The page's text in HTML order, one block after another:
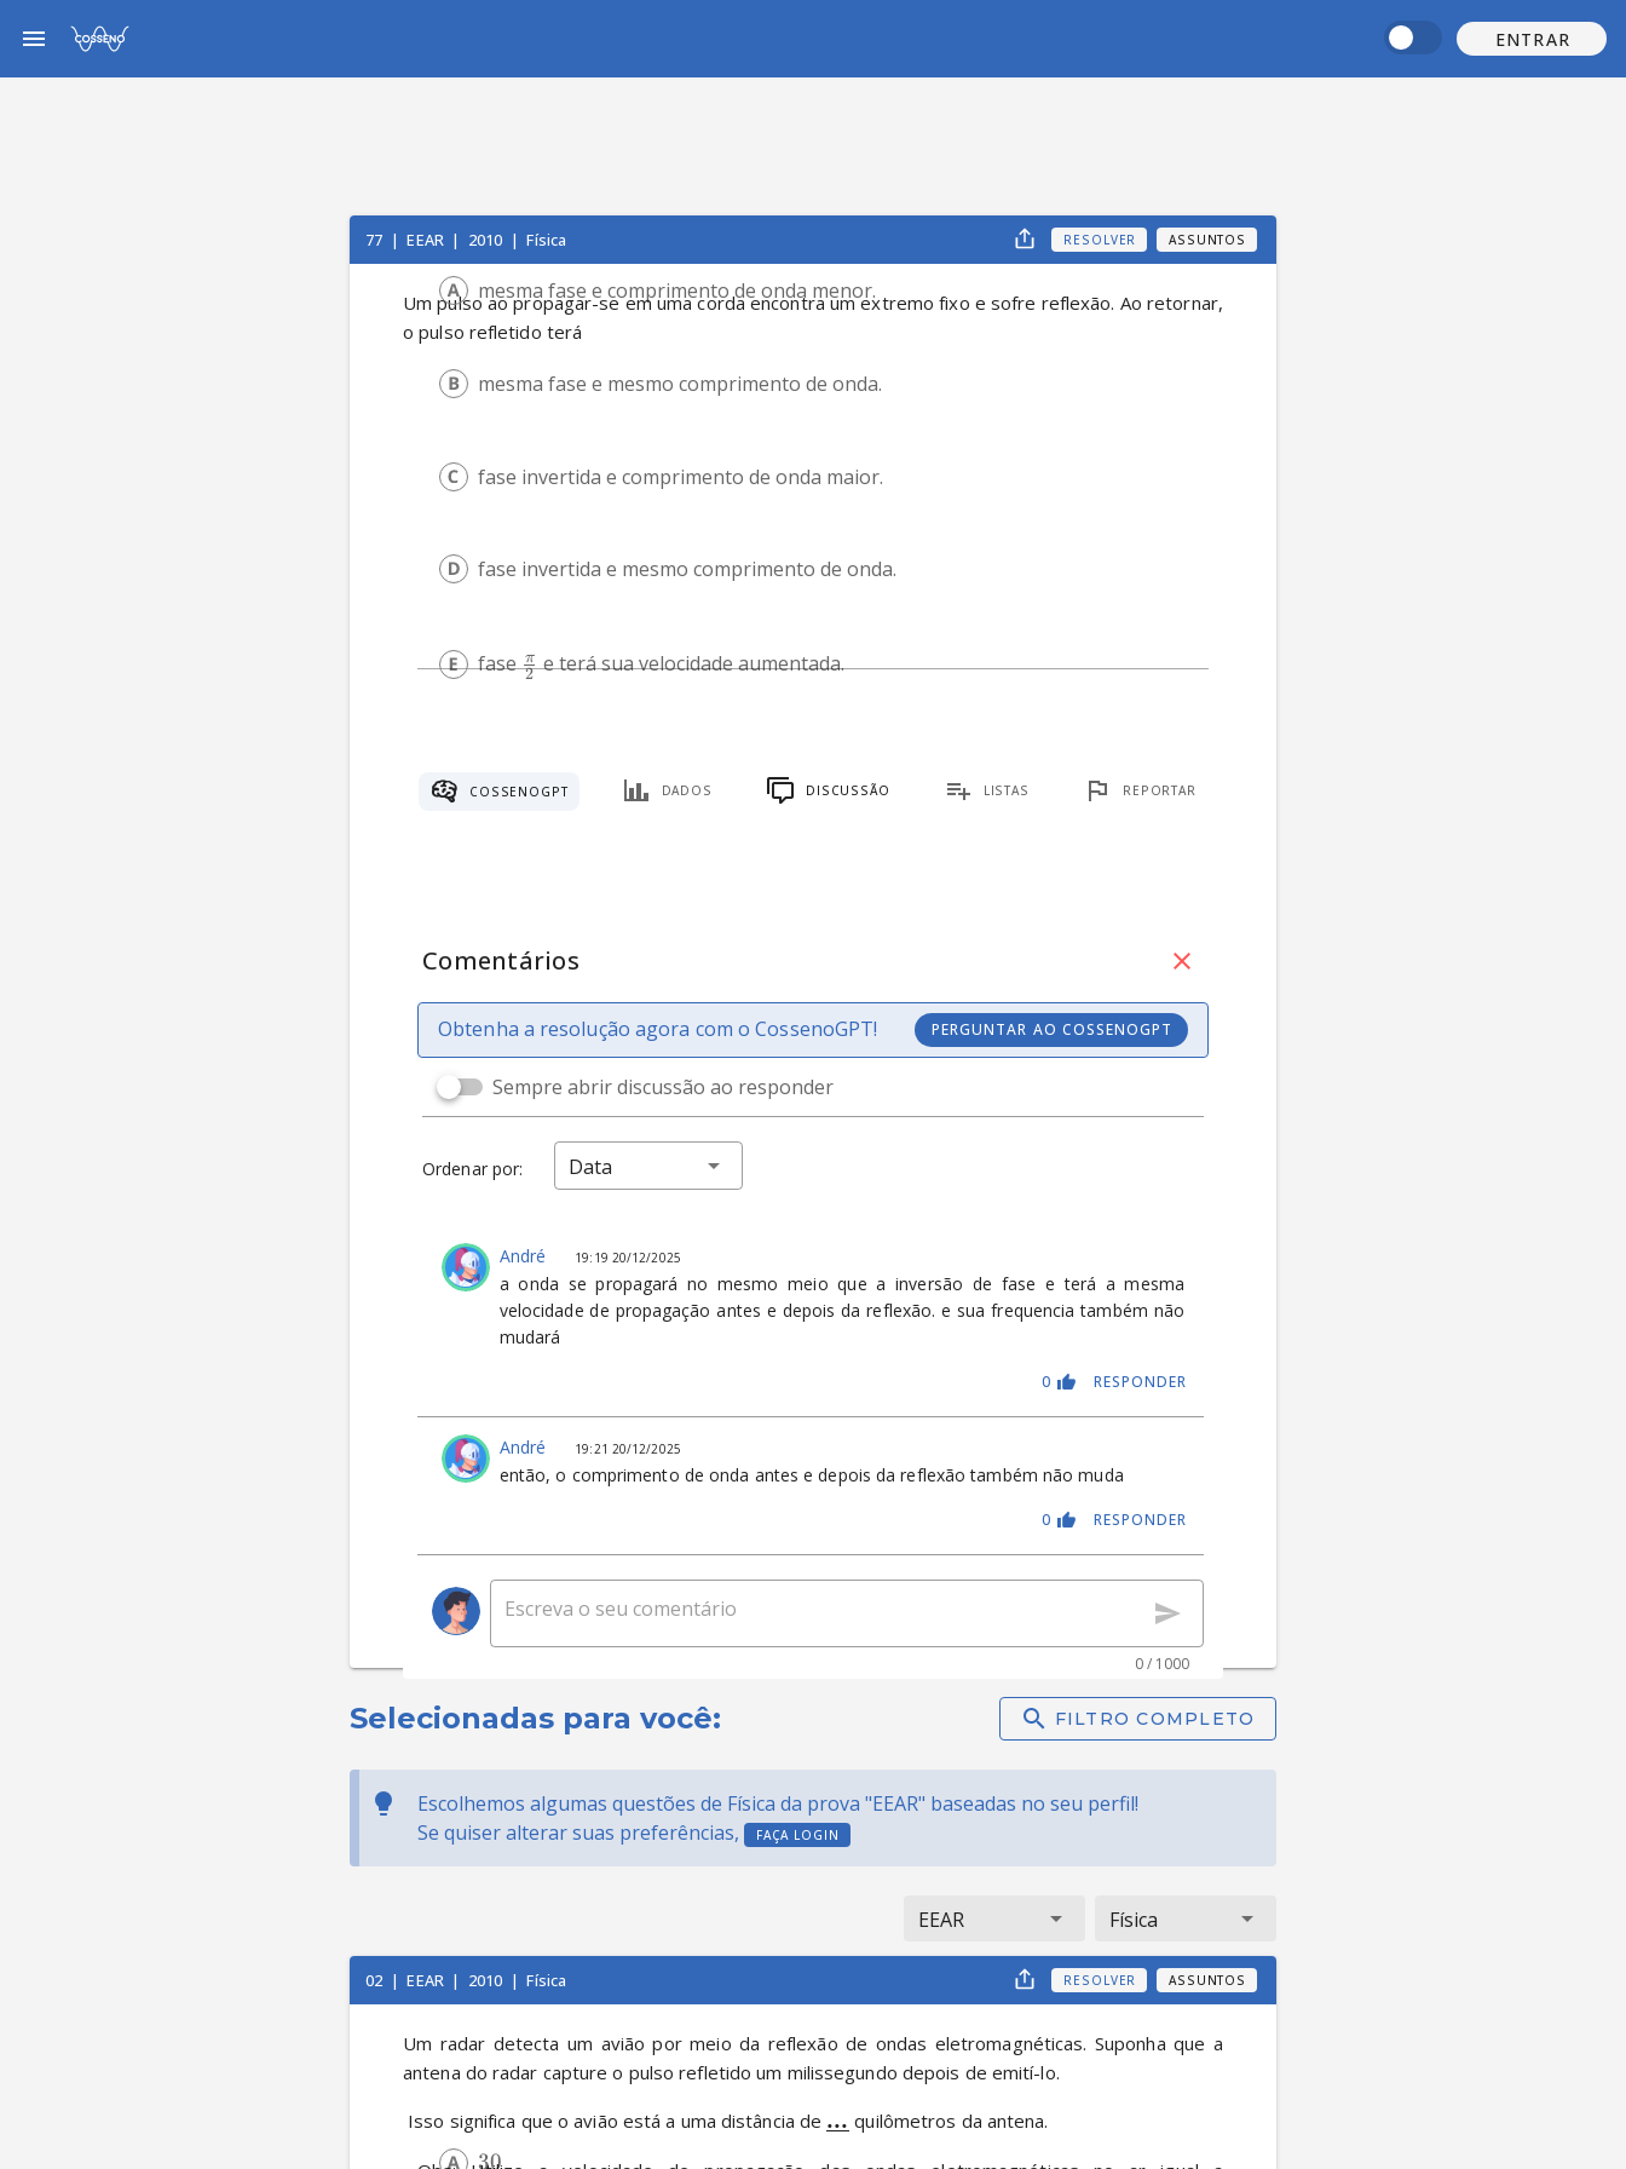
ENTRAR
77 | EEAR | 2010 | Física RESOLVER ASSUNTOS
Um pulso ao propagar-se em uma corda encontra um extremo fixo e sofre reflexão. Ao retornar,
o pulso refletido terá
mesma fase e comprimento de onda menor.
mesma fase e mesmo comprimento de onda.
fase invertida e comprimento de onda maior.
fase invertida e mesmo comprimento de onda.
fase 2
π e terá sua velocidade aumentada.
COSSENOGPT DADOS DISCUSSÃO LISTAS REPORTAR
Comentários
Obtenha a resolução agora com o CossenoGPT! PERGUNTAR AO COSSENOGPT
Sempre abrir discussão ao responder
Ordenar por: Data
André 19:19 20/12/2025
a onda se propagará no mesmo meio que a inversão de fase e terá a mesma
velocidade de propagação antes e depois da reflexão. e sua frequencia também não
mudará
RESPONDER
0
André 19:21 20/12/2025
então, o comprimento de onda antes e depois da reflexão também não muda
RESPONDER
0
0 / 1000
Selecionadas para você: FILTRO COMPLETO
Escolhemos algumas questões de Física da prova "EEAR" baseadas no seu perfil!
Se quiser alterar suas preferências,
FAÇA LOGIN
EEAR Física
02 | EEAR | 2010 | Física RESOLVER ASSUNTOS
Um radar detecta um avião por meio da reflexão de ondas eletromagnéticas. Suponha que a
antena do radar capture o pulso refletido um milissegundo depois de emití-lo.
Isso significa que o avião está a uma distância de ... quilômetros da antena.
30